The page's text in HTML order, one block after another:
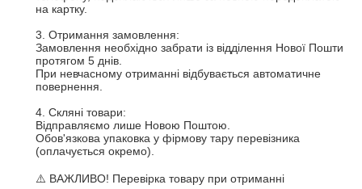
на картку.
3. Отримання замовлення:
Замовлення необхідно забрати із відділення Нової Пошти
протягом 5 днів.
При невчасному отриманні відбувається автоматичне
повернення.
4. Скляні товари:
Відправляємо лише Новою Поштою.
Обов'язкова упаковка у фірмову тару перевізника
(оплачується окремо).
⚠️ ВАЖЛИВО! Перевірка товару при отриманні